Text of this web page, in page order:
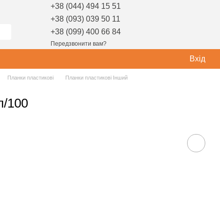
+38 (044) 494 15 51
+38 (093) 039 50 11
+38 (099) 400 66 84
Передзвонити вам?
Вхід
Планки пластикові Планки пластикові Інший
100